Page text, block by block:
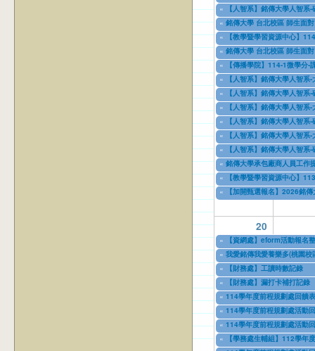
09/18/2024to09/18/2026
«
【人智系】銘傳大學人智
09/18/2024to09/18/2026
« 銘傳大學 台北校區 師生面
11/12/2024to12/31/2027
«
【教學暨學習資源中心】
02/12/2025to09/11/2025
« 銘傳大學 台北校區 師生面
03/03/2025to12/31/2028
«
【傳播學院】114-1微學分-
03/07/2025to12/31/2025
«
【人智系】銘傳大學人智
04/08/2025to04/08/2026
«
【人智系】銘傳大學人智
04/08/2025to04/08/2027
«
【人智系】銘傳大學人智
04/08/2025to04/08/2027
«
【人智系】銘傳大學人智
04/08/2025to04/08/2027
«
【人智系】銘傳大學人智
04/08/2025to04/08/2027
«
【人智系】銘傳大學人智
04/08/2025to04/08/2027
« 銘傳大學承包廠商人員工作
04/10/2025to04/10/2028
«
【教學暨學習資源中心】
06/13/2025to09/05/2025
«
【加開甄選報名】2026銘
07/07/2025to07/20/2025
20
«
【資網處】eform活動報名
03/27/2013to12/31/2027
« 我愛銘傳我愛養樂多(桃園校
09/02/2019to09/30/2025
«
【財務處】工讀時數記錄
11/12/2021to07/31/2027
«
【財務處】漏打卡補打記錄
11/15/2021to07/31/2027
« 114學年度前程規劃處回饋
04/17/2022to07/31/2026
« 114學年度前程規劃處活動
02/01/2023to06/30/2026
« 114學年度前程規劃處活動
03/01/2023to06/12/2026
«
【學務處生輔組】112學年
07/17/2023to12/31/2028